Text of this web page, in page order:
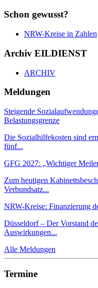
Schon gewusst?
NRW-Kreise in Zahlen
Archiv EILDIENST
ARCHIV
Meldungen
Steigende
Belastungsgrenze
Die Sozialhilfekosten sind
fünf...
GFG 2027: „Wichtiger
Zum heutigen
Verbundsatz...
NRW-Kreise: Finanzierung
Düsseldorf – Der Vorstand
Auswirkungen...
Alle Meldungen
Termine